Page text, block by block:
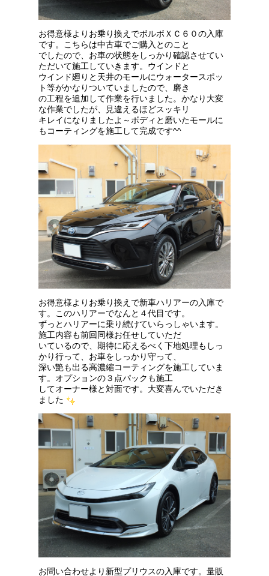
お得意様よりお乗り換えでボルボＸＣ６０の入庫
です。こちらは中古車でご購入とのこと
でしたので、お車の状態をしっかり確認させてい
ただいて施工していきます。ウインドと
ウインド廻りと天井のモールにウォータースポッ
ト等がかなりついていましたので、磨き
の工程を追加して作業を行いました。かなり大変
な作業でしたが、見違えるほどスッキリ
キレイになりましたよ～ボディと磨いたモールに
もコーティングを施工して完成です^^
お得意様よりお乗り換えで新車ハリアーの入庫で
す。このハリアーでなんと４代目です。
ずっとハリアーに乗り続けていらっしゃいます。
施工内容も前回同様お任せしていただ
いているので、期待に応えるべく下地処理もしっ
かり行って、お車をしっかり守って、
深い艶も出る高濃縮コーティングを施工していま
す。オプションの３点パックも施工
してオーナー様と対面です。大変喜んでいただき
ました
お問い合わせより新型プリウスの入庫です。量販